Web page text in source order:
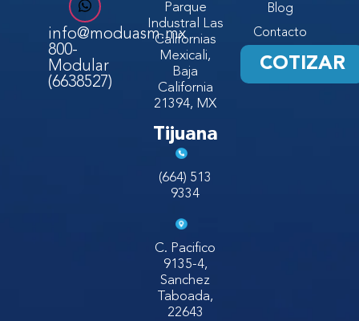
info@moduasm.mx
800-
Modular
(6638527)
Parque
Industral Las
Californias
Mexicali,
Baja
California
21394, MX
Tijuana
(664) 513
9334
C. Pacifico
9135-4,
Sanchez
Taboada,
22643
Blog
Contacto
COTIZAR